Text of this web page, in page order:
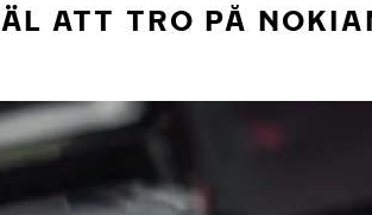
ATT TRO PÅ